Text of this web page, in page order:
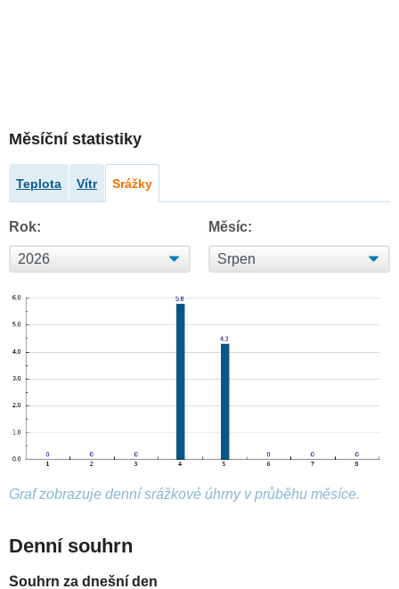
Měsíční statistiky
Teplota Vítr Srážky
Rok: Měsíc:
Graf zobrazuje denní srážkové úhrny v průběhu měsíce.
Denní souhrn
Souhrn za dnešní den